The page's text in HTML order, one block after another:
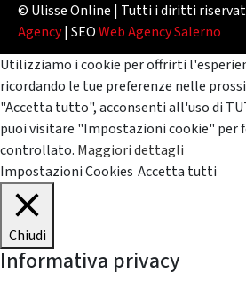
© Ulisse Online | Tutti i diritti
Agency| SEOWeb Agency Salerno
Utilizziamo i cookie per offrirti
ricordando le tue preferenze nelle
"Accetta tutto", acconsenti all'uso di
puoi visitare "Impostazioni cookie" per
controllato. Maggiori dettagli
Impostazioni Cookies Accetta tutti
Chiudi
Informativa privacy